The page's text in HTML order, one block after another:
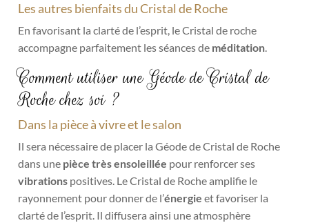
Les autres bienfaits du Cristal de Roche
En favorisant la clarté de l’esprit, le Cristal de roche
accompagne parfaitement les séances de méditation.
Comment utiliser une Géode de Cristal de
Roche chez soi ?
Dans la pièce à vivre et le salon
Il sera nécessaire de placer la Géode de Cristal de Roche
dans une pièce très ensoleillée pour renforcer ses
vibrations positives. Le Cristal de Roche amplifie le
rayonnement pour donner de l’énergieet favoriser la
clarté de l’esprit. Il diffusera ainsi une atmosphère